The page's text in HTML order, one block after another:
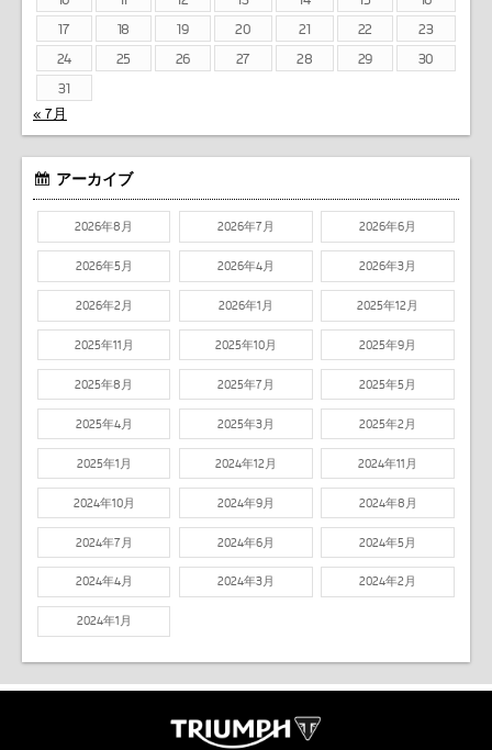
17
18 19 20 21 22
23
24
25 26 27 28 29
30
31
« 7月
アーカイブ
2026年8月 2026年7月 2026年6月
2026年5月 2026年4月 2026年3月
2026年2月 2026年1月 2025年12月
2025年11月 2025年10月 2025年9月
2025年8月 2025年7月 2025年5月
2025年4月 2025年3月 2025年2月
2025年1月 2024年12月 2024年11月
2024年10月 2024年9月 2024年8月
2024年7月 2024年6月 2024年5月
2024年4月 2024年3月 2024年2月
2024年1月